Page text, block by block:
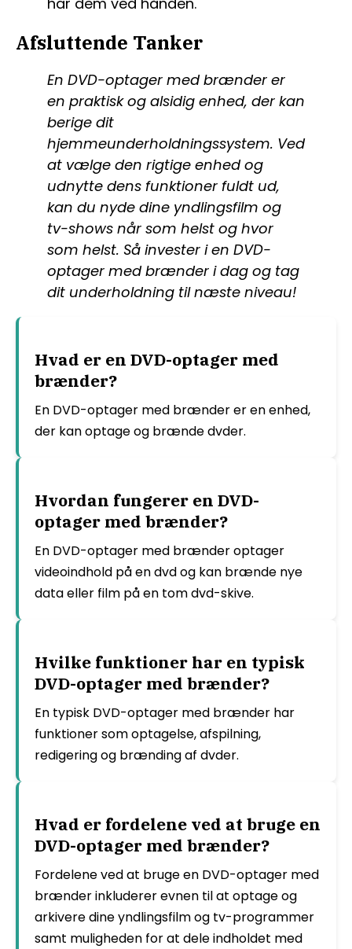
Afsluttende Tanker
En DVD-optager med brænder er
en praktisk og alsidig enhed, der kan
berige dit
hjemmeunderholdningssystem. Ved
at vælge den rigtige enhed og
udnytte dens funktioner fuldt ud,
kan du nyde dine yndlingsfilm og
tv-shows når som helst og hvor
som helst. Så invester i en DVD-
optager med brænder i dag og tag
dit underholdning til næste niveau!
Hvad er en DVD-optager med
brænder?
En DVD-optager med brænder er en enhed,
der kan optage og brænde dvder.
Hvordan fungerer en DVD-
optager med brænder?
En DVD-optager med brænder optager
videoindhold på en dvd og kan brænde nye
data eller film på en tom dvd-skive.
Hvilke funktioner har en typisk
DVD-optager med brænder?
En typisk DVD-optager med brænder har
funktioner som optagelse, afspilning,
redigering og brænding af dvder.
Hvad er fordelene ved at bruge en
DVD-optager med brænder?
Fordelene ved at bruge en DVD-optager med
brænder inkluderer evnen til at optage og
arkivere dine yndlingsfilm og tv-programmer
samt muligheden for at dele indholdet med